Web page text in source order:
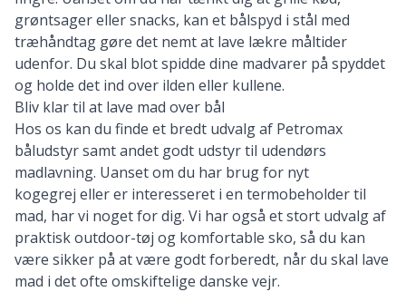
grøntsager eller snacks, kan et bålspyd i stål med
træhåndtag gøre det nemt at lave lækre måltider
udenfor. Du skal blot spidde dine madvarer på spyddet
og holde det ind over ilden eller kullene.
Bliv klar til at lave mad over bål
Hos os kan du finde et bredt udvalg af Petromax
båludstyr samt andet godt udstyr til udendørs
madlavning. Uanset om du har brug for nyt
kogegrej eller er interesseret i en termobeholder til
mad, har vi noget for dig. Vi har også et stort udvalg af
praktisk outdoor-tøj og komfortable sko, så du kan
være sikker på at være godt forberedt, når du skal lave
mad i det ofte omskiftelige danske vejr.